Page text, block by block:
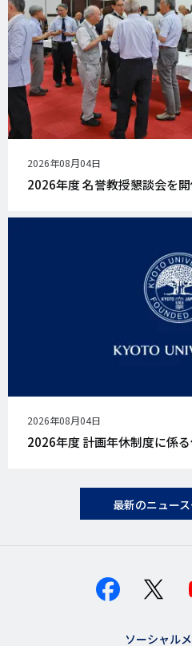
公
開
日
2026年08月04日
2026年度 名誉教授懇談会を
公
開
日
2026年08月04日
2026年度 計画年休制度に係
最新のニュー
ソーシャル